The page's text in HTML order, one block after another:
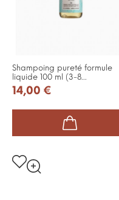
Shampoing pureté formule
liquide 100 ml (3-8...
14,00 €